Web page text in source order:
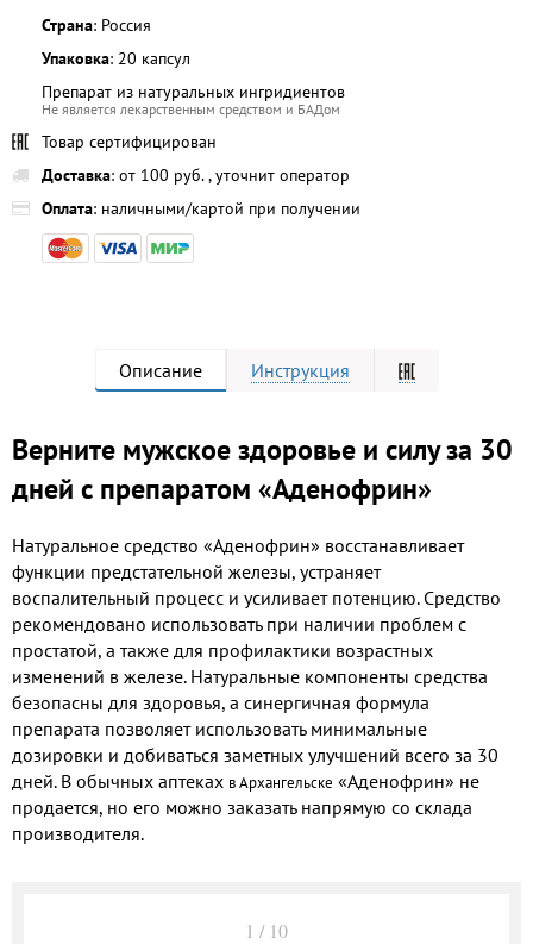
Страна: Россия
Упаковка: 20 капсул
Препарат из натуральных ингридиентов
Не является лекарственным средством и БАДом
Товар сертифицирован
Доставка: от 100 руб. , уточнит оператор
Оплата: наличными/картой при получении
Описание Инструкция
Верните мужское здоровье и силу за 30
дней с препаратом «Аденофрин»
Натуральное средство «Аденофрин» восстанавливает
функции предстательной железы, устраняет
воспалительный процесс и усиливает потенцию. Средство
рекомендовано использовать при наличии проблем с
простатой, а также для профилактики возрастных
изменений в железе. Натуральные компоненты средства
безопасны для здоровья, а синергичная формула
препарата позволяет использовать минимальные
дозировки и добиваться заметных улучшений всего за 30
дней. В обычных аптеках в Архангельске «Аденофрин» не
продается, но его можно заказать напрямую со склада
производителя.
1 / 10